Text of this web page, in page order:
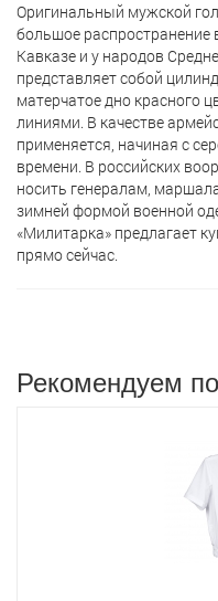
Оригинальный мужской
большое распространение
Кавказе и у народов
представляет собой
матерчатое дно красного
линиями. В качестве
применяется, начиная с
времени. В российских
носить генералам,
зимней формой военной
«Милитарка» предлагает
прямо сейчас.
Рекомендуем